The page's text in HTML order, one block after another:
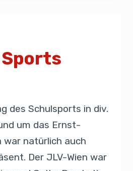
Sports
des Schulsports in div.
um das Ernst-
war natürlich auch
Der JLV-Wien war